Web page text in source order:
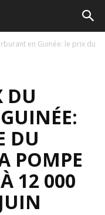
en Guinée: le prix du
DU
DU
POMPE
12 000